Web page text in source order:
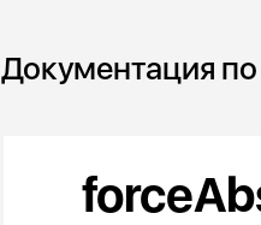
Документация по